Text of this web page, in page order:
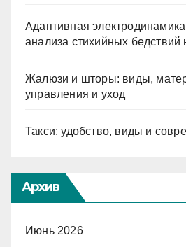
Адаптивная
анализа стихийных бедствий
Жалюзи и шторы: виды,
управления и уход
Такси: удобство, виды и
Архив
Июнь 2026